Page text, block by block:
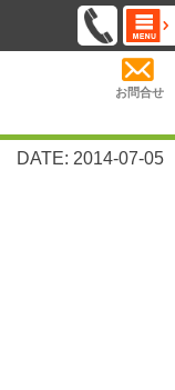
お問合せ
DATE: 2014-07-05